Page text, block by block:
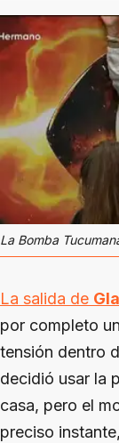
La Bomba
La salida de
por completo
tensión dentro
decidió usar la
casa, pero el
preciso instante,